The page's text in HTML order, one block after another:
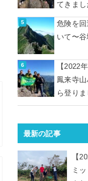
てきまし
危険を
いて〜
【2022
鳳来寺
ら登りま
最新の記事
【
ミ